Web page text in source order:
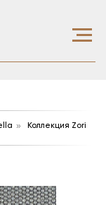
» Коллекция Zori